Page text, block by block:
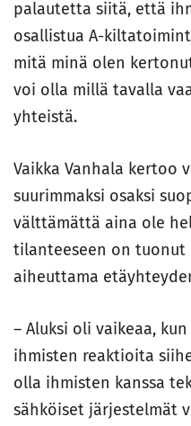
palautetta siitä, että
osallistua A-
mitä minä olen
voi olla millä tavalla
yhteistä.
Vaikka Vanhala kertoo
suurimmaksi osaksi
välttämättä aina ole
tilanteeseen on tuonut
aiheuttama
– Aluksi oli vaikeaa,
ihmisten reaktioita
olla ihmisten kanssa
sähköiset järjestelmät